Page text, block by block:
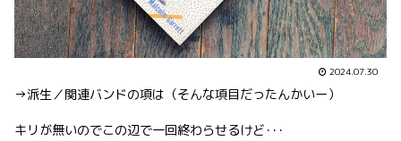
2024.07.30
→派生／関連バンドの項は（そんな項目だったんかいー）
キリが無いのでこの辺で一回終わらせるけど･･･